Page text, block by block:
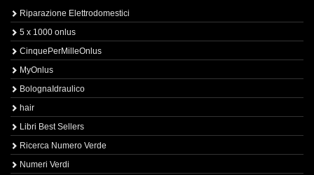
Riparazione Elettrodomestici
5 x 1000 onlus
CinquePerMilleOnlus
MyOnlus
BolognaIdraulico
hair
Libri Best Sellers
Ricerca Numero Verde
Numeri Verdi